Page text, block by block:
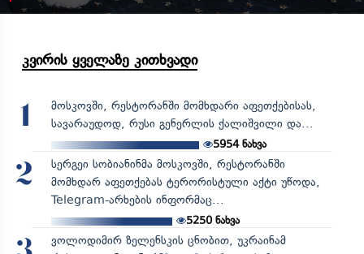
კვირის ყველაზე კითხვადი
1
მოსკოვში, რესტორანში მომხდარი აფეთქებისას,
სავარაუდოდ, რუსი გენერლის ქალიშვილი და...
5954ნახვა
2
სერგეი სობიანინმა მოსკოვში, რესტორანში
მომხდარ აფეთქებას ტერორისტული აქტი უწოდა,
Telegram-არხების ინფორმაც...
5250ნახვა
ვოლოდიმირ ზელენსკის ცნობით, უკრაინამ